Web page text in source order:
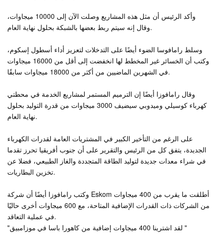
وأكد الرئيس أن مثل هذه المشاريع وصلت الآن إلى 10000 ميجاوات،
وقال إنه سيتم ربط بعضها بالشبكة بحلول نهاية العام.
وسلط رامافوسا الضوء أيضًا على التدخلات لتعزيز أداء أسطول إسكوم،
وكتب أن الخسائر غير المخطط لها انخفضت إلى أقل من 16000 ميجاوات
في الشهرين الماضيين من أكثر من 18000 ميجاوات سابقًا.
وقال رامافوزا أيضًا إن الترميم المستمر لمشاريع الخدمة في محطتي
كهرباء كوسيلي وميدوبي سيضيف 3000 ميجاوات من قدرة التوليد بحلول
نهاية العام.
على الرغم من التأخير الكبير في المشتريات العامة لقدرات الكهرباء
الجديدة، يتفق كل من الرئيس والتقرير على أن جنوب أفريقيا تحرز تقدما
في شراء معدات جديدة لتوليد الطاقة المتجددة والغاز الطبيعي، فضلا عن
تخزين البطاريات.
وكتب رامافوزا أيضًا أن شركة Eskom أطلقت ما يقرب من 400 ميجاوات
من الشركات ذات القدرات الإضافية المتاحة، مع 600 ميجاوات أخرى حاليًا
في عملية التعاقد.
"لقد اشترينا 400 ميجاوات إضافية من كاهورا باسا
في موزامبيق "